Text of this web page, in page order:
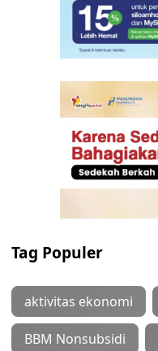
Tag Populer
aktivitas ekonomi
BBM Nonsubsidi